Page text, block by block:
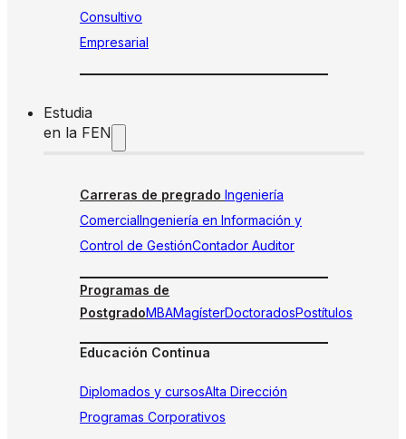
Consultivo
Empresarial
Estudia
en la FEN
Carreras de pregrado Ingeniería
ComercialIngeniería en Información y
Control de GestiónContador Auditor
Programas de
PostgradoMBAMagísterDoctoradosPostítulos
Educación Continua
Diplomados y cursosAlta Dirección
Programas Corporativos